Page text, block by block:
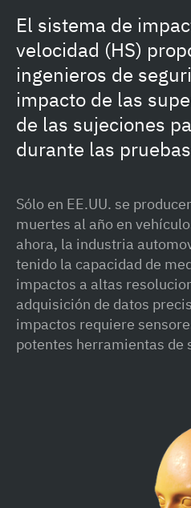
El sistema de
velocidad (HS)
ingenieros de
impacto de las
de las sujeciones
durante las
Sólo en EE.UU. se
muertes al año en
ahora, la industria
tenido la capacidad de
impactos a altas
adquisición de datos
impactos requiere
potentes herramientas de